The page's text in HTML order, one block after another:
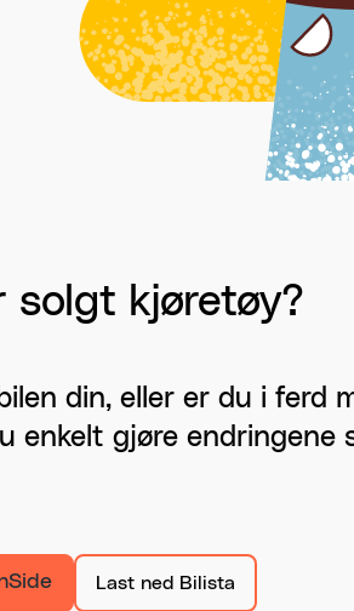
solgt kjøretøy?
din, eller er du i ferd
enkelt gjøre endringene
Last ned Bilista